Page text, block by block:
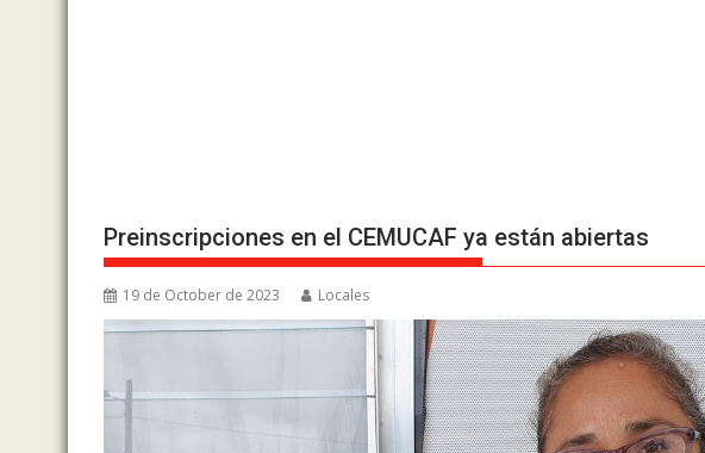
Preinscripciones en el CEMUCAF ya están abiertas
19 de October de 2023 Locales